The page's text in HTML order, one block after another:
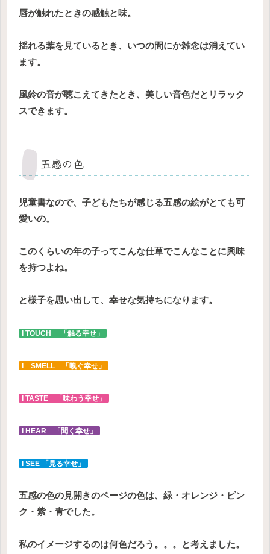
唇が触れたときの感触と味。
揺れる葉を見ているとき、いつの間にか雑念は消えてい
ます。
風鈴の音が聴こえてきたとき、美しい音色だとリラック
スできます。
五感の色
児童書なので、子どもたちが感じる五感の絵がとても可
愛いの。
このくらいの年の子ってこんな仕草でこんなことに興味
を持つよね。
と様子を思い出して、幸せな気持ちになります。
I TOUCH 「触る幸せ」
I SMELL 「嗅ぐ幸せ」
I TASTE 「味わう幸せ」
I HEAR 「聞く幸せ」
I SEE 「見る幸せ」
五感の色の見開きのページの色は、緑・オレンジ・ピン
ク・紫・青でした。
私のイメージするのは何色だろう。。。と考えました。